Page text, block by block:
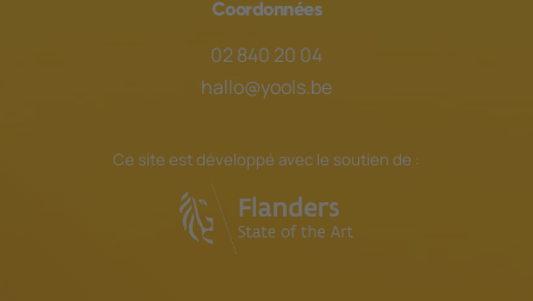
Coordonnées
02 840 20 04
hallo@yools.be
Ce site est développé avec le soutien de :